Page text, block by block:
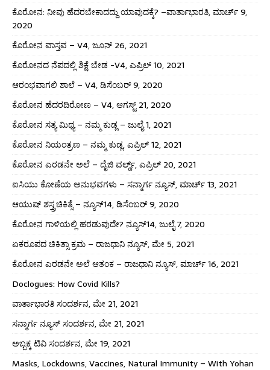
ಕೊರೋನ: ನೀವು ಹೆದರಬೇಕಾದದ್ದು ಯಾವುದಕ್ಕೆ? –ವಾರ್ತಾಭಾರತಿ, ಮಾರ್ಚ್ 9,
2020
ಕೊರೋನ ವಾಸ್ತವ – V4, ಜೂನ್ 26, 2021
ಕೊರೋನದ ನೆಪದಲ್ಲಿ ಶಿಕ್ಷೆ ಬೇಡ -V4, ಎಪ್ರಿಲ್ 10, 2021
ಆರಂಭವಾಗಲಿ ಶಾಲೆ – V4, ಡಿಸೆಂಬರ್ 9, 2020
ಕೊರೋನ ಹೆದರದಿರೋಣ – V4, ಆಗಸ್ಟ್ 21, 2020
ಕೊರೋನ ಸತ್ಯ ಮಿಥ್ಯ – ನಮ್ಮ ಕುಡ್ಲ – ಜುಲೈ 1, 2021
ಕೊರೋನ ನಿಯಂತ್ರಣ – ನಮ್ಮ ಕುಡ್ಲ, ಎಪ್ರಿಲ್ 12, 2021
ಕೊರೋನ ಎರಡನೇ ಅಲೆ – ದೈಜಿ ವರ್ಲ್ಡ್, ಎಪ್ರಿಲ್ 20, 2021
ಐಸಿಯು ಕೋಣೆಯ ಅನುಭವಗಳು – ಸನ್ಮಾರ್ಗ ನ್ಯೂಸ್, ಮಾರ್ಚ್ 13, 2021
ಆಯುಷ್ ಶಸ್ತ್ರಚಿಕಿತ್ಸೆ – ನ್ಯೂಸ್14, ಡಿಸೆಂಬರ್ 9, 2020
ಕೊರೋನ ಗಾಳಿಯಲ್ಲಿ ಹರಡುವುದೇ? ನ್ಯೂಸ್14, ಜುಲೈ 7, 2020
ಏಕರೂಪದ ಚಿಕಿತ್ಸಾ ಕ್ರಮ – ರಾಜಧಾನಿ ನ್ಯೂಸ್, ಮೇ 5, 2021
ಕೊರೋನ ಎರಡನೇ ಅಲೆ ಆತಂಕ – ರಾಜಧಾನಿ ನ್ಯೂಸ್, ಮಾರ್ಚ್ 16, 2021
Doclogues: How Covid Kills?
ವಾರ್ತಾಭಾರತಿ ಸಂದರ್ಶನ, ಮೇ 21, 2021
ಸನ್ಮಾರ್ಗ ನ್ಯೂಸ್ ಸಂದರ್ಶನ, ಮೇ 21, 2021
ಅಬ್ಬಕ್ಕ ಟಿವಿ ಸಂದರ್ಶನ, ಮೇ 19, 2021
Masks, Lockdowns, Vaccines, Natural Immunity – With Yohan